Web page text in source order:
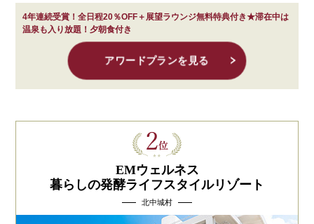
4年連続受賞！全日程20％OFF＋展望ラウンジ無料特典付き★滞在中は
温泉も入り放題！夕朝食付き
アワードプランを見る
EMウェルネス
暮らしの発酵ライフスタイルリゾート
北中城村